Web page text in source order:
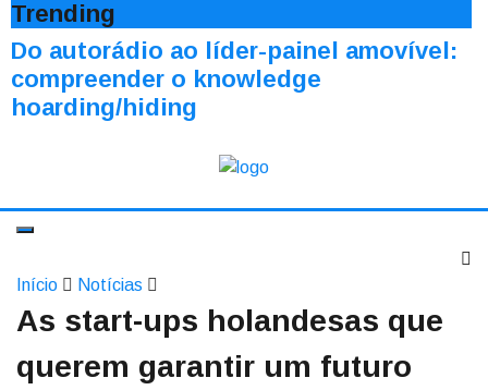
Trending
Do autorádio ao líder-painel amovível:
compreender o knowledge
hoarding/hiding
Início Notícias
As start-ups holandesas que
querem garantir um futuro